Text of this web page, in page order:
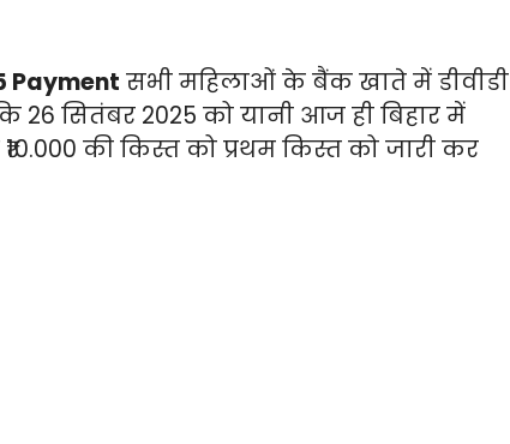
Payment सभी महिलाओं के बैंक खाते में डीवीडी
26 सितंबर 2025 को यानी आज ही बिहार में
की किस्त को प्रथम किस्त को जारी कर